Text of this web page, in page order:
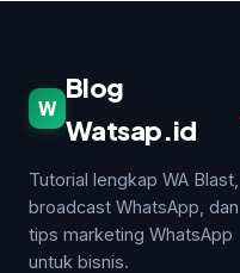
W
Blog
Watsap.id
Tutorial lengkap WA Blast,
broadcast WhatsApp, dan
tips marketing WhatsApp
untuk bisnis.